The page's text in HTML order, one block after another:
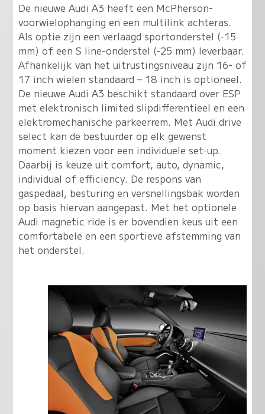
De nieuwe Audi A3 heeft een McPherson-
voorwielophanging en een multilink achteras.
Als optie zijn een verlaagd sportonderstel (-15
mm) of een S line-onderstel (-25 mm) leverbaar.
Afhankelijk van het uitrustingsniveau zijn 16- of
17 inch wielen standaard – 18 inch is optioneel.
De nieuwe Audi A3 beschikt standaard over ESP
met elektronisch limited slipdifferentieel en een
elektromechanische parkeerrem. Met Audi drive
select kan de bestuurder op elk gewenst
moment kiezen voor een individuele set-up.
Daarbij is keuze uit comfort, auto, dynamic,
individual of efficiency. De respons van
gaspedaal, besturing en versnellingsbak worden
op basis hiervan aangepast. Met het optionele
Audi magnetic ride is er bovendien keus uit een
comfortabele en een sportieve afstemming van
het onderstel.